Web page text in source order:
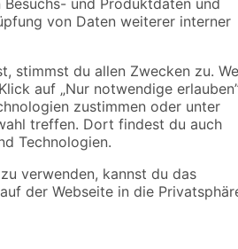
Der Gummihammer der toom
Bauteilen. Er ist optimal geeignet für die
Hammer hat einen Hammerkopf aus
einen robusten Holzstiel. Der